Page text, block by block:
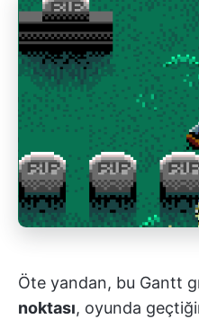
Öte yandan, bu Gantt
noktası, oyunda